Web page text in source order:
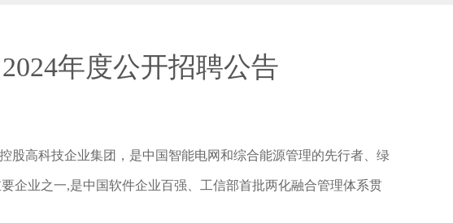
年度公开招聘公告
股高科技企业集团，是中国智能电网和综合能源管理的先行者、绿
企业之一,是中国软件企业百强、工信部首批两化融合管理体系贯